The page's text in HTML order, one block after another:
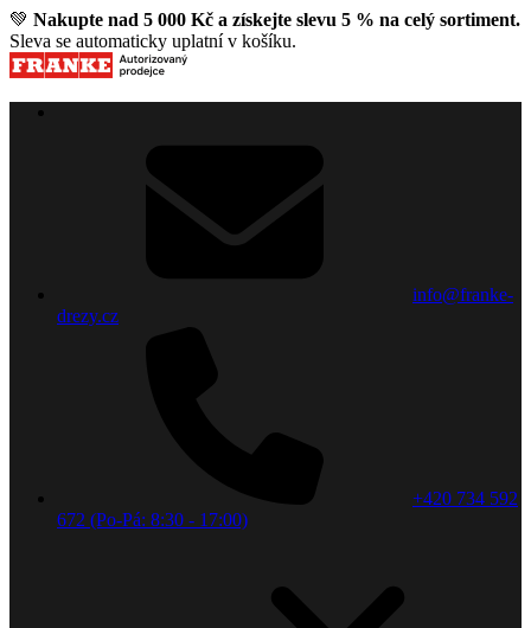
💚 Nakupte nad 5 000 Kč a získejte slevu 5 % na celý sortiment.
Sleva se automaticky uplatní v košíku.
info@franke-
drezy.cz
+420 734 592
672 (Po-Pá: 8:30 - 17:00)